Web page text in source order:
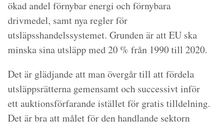
ökad andel förnybar energi och förnybara
drivmedel, samt nya regler för
utsläpsshandelssystemet. Grunden är att EU ska
minska sina utsläpp med 20 % från 1990 till 2020.
Det är glädjande att man övergår till att fördela
utsläppsrätterna gemensamt och successivt inför
ett auktionsförfarande istället för gratis tilldelning.
Det är bra att målet för den handlande sektorn